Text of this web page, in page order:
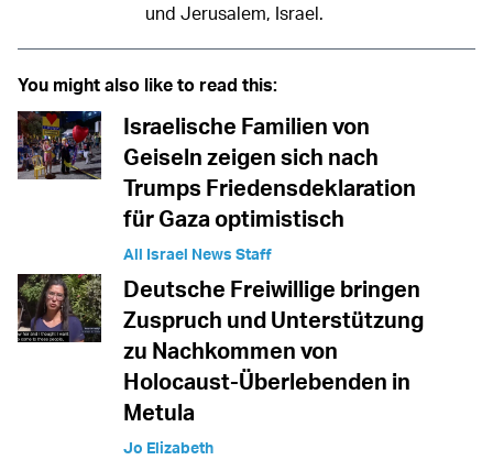
und Jerusalem, Israel.
You might also like to read this:
Israelische Familien von
Geiseln zeigen sich nach
Trumps Friedensdeklaration
für Gaza optimistisch
All Israel News Staff
Deutsche Freiwillige bringen
Zuspruch und Unterstützung
zu Nachkommen von
Holocaust-Überlebenden in
Metula
Jo Elizabeth